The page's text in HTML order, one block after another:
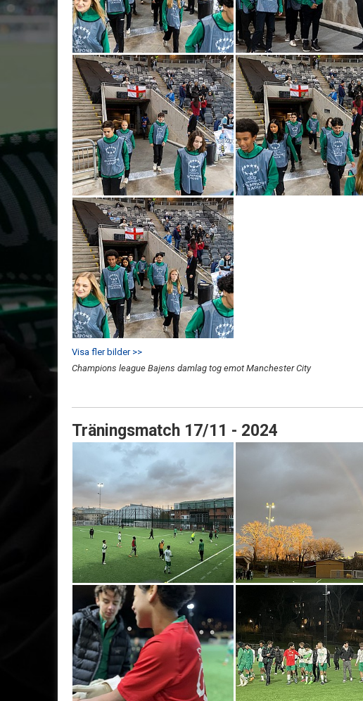
Visa fler bilder >>
Champions league Bajens damlag tog emot Manchester City
Träningsmatch 17/11 - 2024